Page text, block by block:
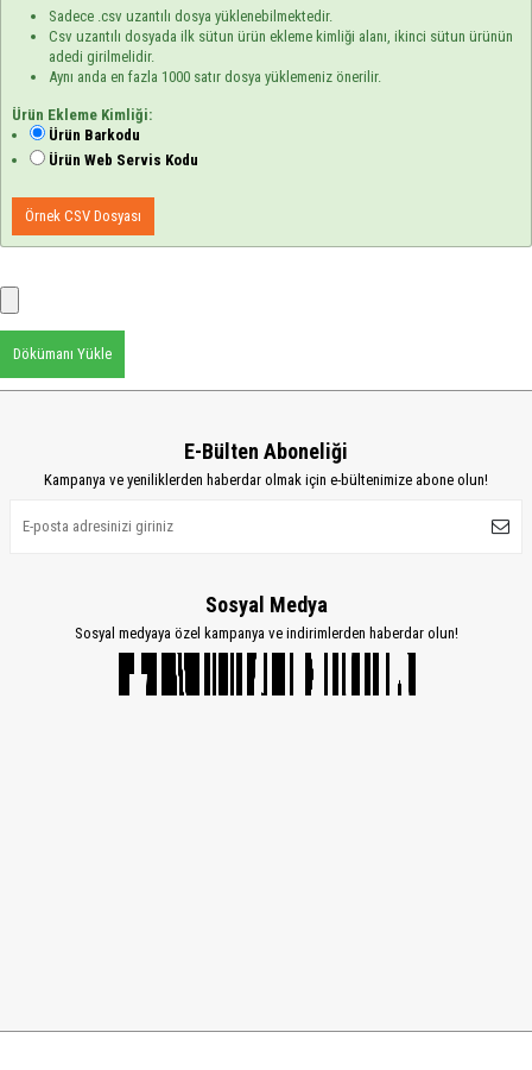
Sadece .csv uzantılı dosya yüklenebilmektedir.
Csv uzantılı dosyada ilk sütun ürün ekleme kimliği alanı, ikinci sütun ürünün
adedi girilmelidir.
Aynı anda en fazla 1000 satır dosya yüklemeniz önerilir.
Ürün Ekleme Kimliği:
Ürün Barkodu
Ürün Web Servis Kodu
Örnek CSV Dosyası
Dökümanı Yükle
E-Bülten Aboneliği
Kampanya ve yeniliklerden haberdar olmak için e-bültenimize abone olun!
Sosyal Medya
Sosyal medyaya özel kampanya ve indirimlerden haberdar olun!